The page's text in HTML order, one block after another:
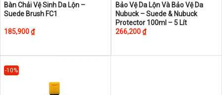
Bàn Chải Vệ Sinh Da Lộn –
Suede Brush FC1
185,900₫
This
product
has
Bảo Vệ Da Lộn Và Bảo Vệ Da
Nubuck – Suede & Nubuck
Protector 100ml – 5 Lít
266,200₫
-10%